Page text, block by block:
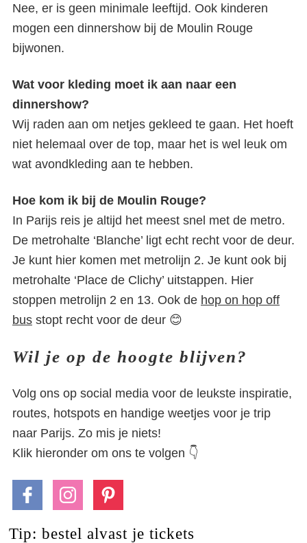
Nee, er is geen minimale leeftijd. Ook kinderen
mogen een dinnershow bij de Moulin Rouge
bijwonen.
Wat voor kleding moet ik aan naar een
dinnershow?
Wij raden aan om netjes gekleed te gaan. Het hoeft
niet helemaal over de top, maar het is wel leuk om
wat avondkleding aan te hebben.
Hoe kom ik bij de Moulin Rouge?
In Parijs reis je altijd het meest snel met de metro.
De metrohalte ‘Blanche’ ligt echt recht voor de deur.
Je kunt hier komen met metrolijn 2. Je kunt ook bij
metrohalte ‘Place de Clichy’ uitstappen. Hier
stoppen metrolijn 2 en 13. Ook de hop on hop off
bus stopt recht voor de deur 😊
Wil je op de hoogte blijven?
Volg ons op social media voor de leukste inspiratie,
routes, hotspots en handige weetjes voor je trip
naar Parijs. Zo mis je niets!
Klik hieronder om ons te volgen 👇
Tip: bestel alvast je tickets